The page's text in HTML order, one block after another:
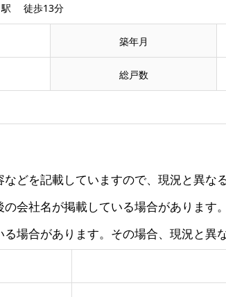
駅 徒歩13分
築年月
総戸数
どを記載していますので、現況と異な
会社名が掲載している場合があります。
場合があります。その場合、現況と異